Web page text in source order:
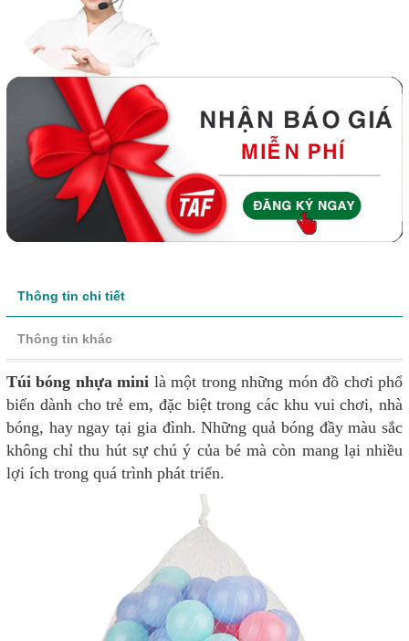
Thông tin chi tiết
Thông tin khác
Túi bóng nhựa mini là một trong những món đồ chơi phổ
biến dành cho trẻ em, đặc biệt trong các khu vui chơi, nhà
bóng, hay ngay tại gia đình. Những quả bóng đầy màu sắc
không chỉ thu hút sự chú ý của bé mà còn mang lại nhiều
lợi ích trong quá trình phát triển.